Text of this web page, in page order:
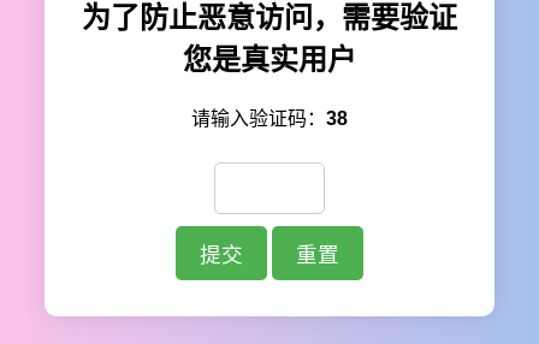
为了防止恶意访问，需要验证
您是真实用户
请输入验证码： 38
提交 重置